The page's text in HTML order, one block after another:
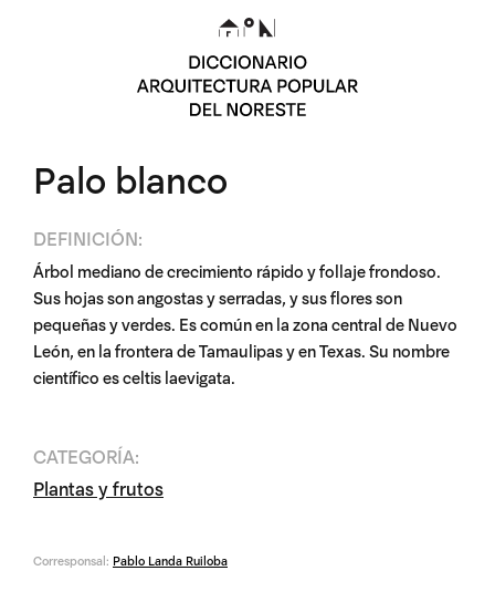
Palo blanco
DEFINICIÓN:
Árbol mediano de crecimiento rápido y follaje frondoso.
Sus hojas son angostas y serradas, y sus flores son
pequeñas y verdes. Es común en la zona central de Nuevo
León, en la frontera de Tamaulipas y en Texas. Su nombre
científico es celtis laevigata.
CATEGORÍA:
Plantas y frutos
Corresponsal: Pablo Landa Ruiloba